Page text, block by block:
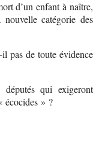
d’un enfant à naître,
catégorie des
pas de toute évidence
qui exigeront
écocides » ?